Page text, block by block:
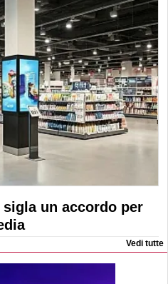
un accordo per
Vedi tutte